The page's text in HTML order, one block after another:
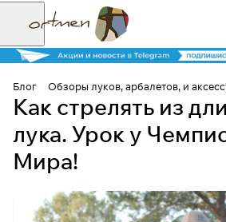
Блог Обзоры луков, арбалетов, и
Как стрелять из
лука. Урок у
Мира!